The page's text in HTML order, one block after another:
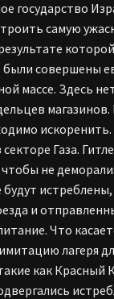
государство
самую
были совершены
массе. Здесь
Газа.
не
и
Что
лагеря
как Красный